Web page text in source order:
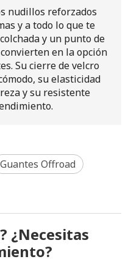
nudillos reforzados
y a todo lo que te
y un punto de
en la opción
Su cierre de velcro
su elasticidad
y su resistente
Guantes Offroad
¿Necesitas